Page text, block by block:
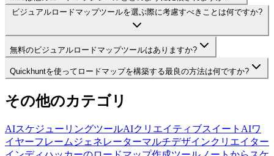
ビジュアルロードマップツールを選ぶ際に考慮すべきことは何ですか?
無料のビジュアルロードマップツールはありますか?
Quickhuntを使ってロードマップを構築する最良の方法は何ですか?
その他のカテゴリ
AIスケジューリングツールAIクリエイティブスイート AIワ
イヤーフレームジェネレーターマルチデザインクリエイター